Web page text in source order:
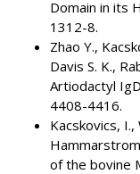
Domain in its
1312-8.
Zhao Y.,
Davis S. K.,
Artiodactyl
4408-4416.
Kacskovics, I.,
of the bovine